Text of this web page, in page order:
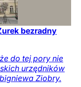
bezradny
do tej pory nie
urzędników
Ziobry.